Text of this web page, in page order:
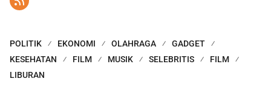
POLITIK EKONOMI OLAHRAGA
GADGET
KESEHATAN
FILM MUSIK SELEBRITIS
FILM
LIBURAN